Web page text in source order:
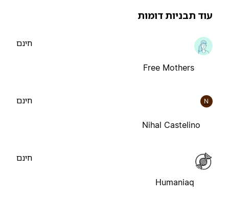
תבניות דומות
Free Mothers
Nihal Castelino
Humaniaq